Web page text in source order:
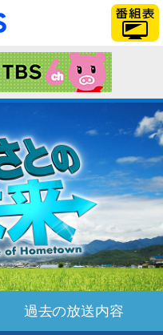
「TBSテレビ」トップ